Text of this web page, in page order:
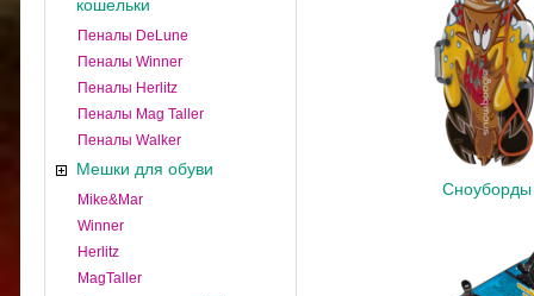
кошельки
Пеналы DeLune
Пеналы Winner
Пеналы Herlitz
Пеналы Mag Taller
Пеналы Walker
Мешки для обуви
Mike&Mar
Winner
Herlitz
MagTaller
Сноуборды